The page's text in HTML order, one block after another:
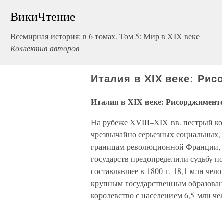
ВикиЧтение
Всемирная история: в 6 томах. Том 5: Мир в XIX веке
Коллектив авторов
Италия в XIX веке:
Италия в XIX веке:
На рубеже XVIII–XIX вв. пестрый
чрезвычайно серьезных
границам революционной Франции,
государств предопределили судьбу
составлявшее в 1800 г. 18,1 млн
крупным государственным
королевство с населением 6,5 млн